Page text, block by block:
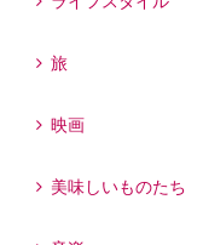
旅
映画
美味しいものたち